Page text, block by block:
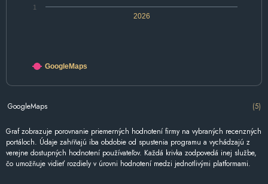
2026
1
GoogleMaps
GoogleMaps (5)
Graf zobrazuje porovnanie priemerných hodnotení firmy na vybraných recenzných
portáloch. Údaje zahŕňajú iba obdobie od spustenia programu a vychádzajú z
verejne dostupných hodnotení používateľov. Každá krivka zodpovedá inej službe,
čo umožňuje vidieť rozdiely v úrovni hodnotení medzi jednotlivými platformami.